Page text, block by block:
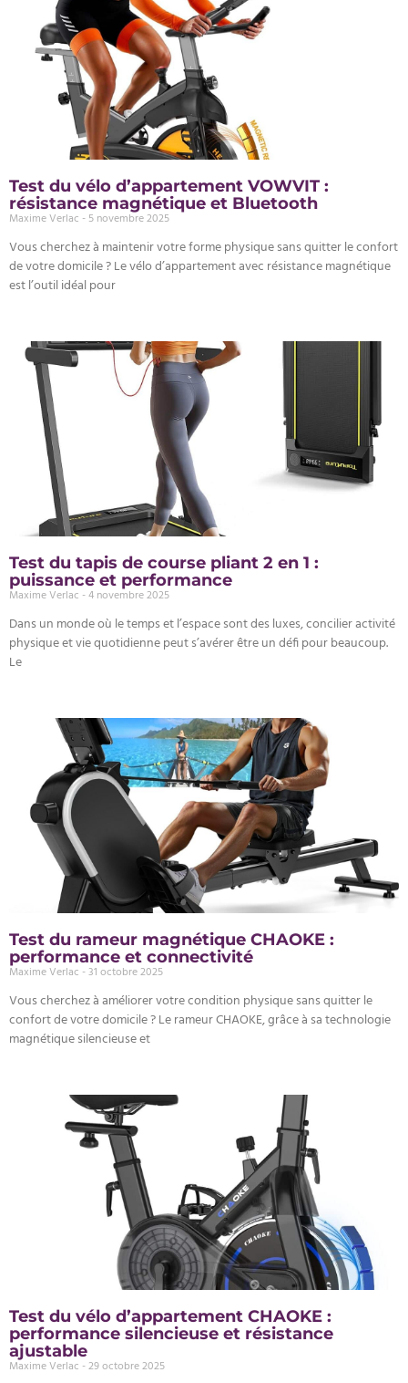
Test du vélo d’appartement VOWVIT :
résistance magnétique et Bluetooth
Maxime Verlac 5 novembre 2025
Vous cherchez à maintenir votre forme physique sans quitter le confort
de votre domicile ? Le vélo d’appartement avec résistance magnétique
est l’outil idéal pour
Test du tapis de course pliant 2 en 1 :
puissance et performance
Maxime Verlac 4 novembre 2025
Dans un monde où le temps et l’espace sont des luxes, concilier activité
physique et vie quotidienne peut s’avérer être un défi pour beaucoup.
Le
Test du rameur magnétique CHAOKE :
performance et connectivité
Maxime Verlac 31 octobre 2025
Vous cherchez à améliorer votre condition physique sans quitter le
confort de votre domicile ? Le rameur CHAOKE, grâce à sa technologie
magnétique silencieuse et
Test du vélo d’appartement CHAOKE :
performance silencieuse et résistance
ajustable
Maxime Verlac 29 octobre 2025